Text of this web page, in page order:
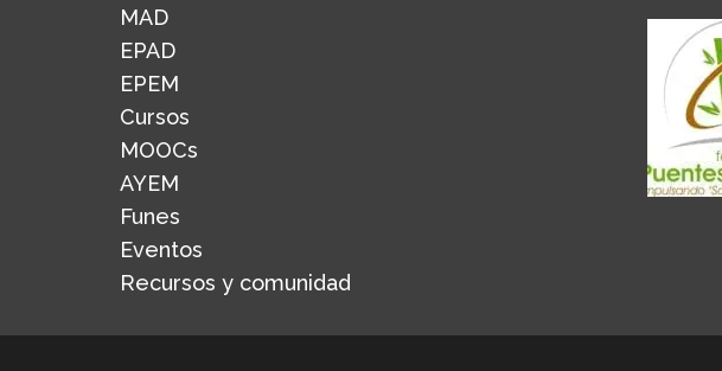
MAD
EPAD
EPEM
Cursos
MOOCs
AYEM
Funes
Eventos
Recursos y comunidad